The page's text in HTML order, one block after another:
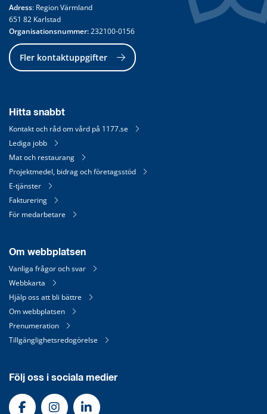
Adress: Region Värmland
651 82 Karlstad
Organisationsnummer: 232100-0156
Fler kontaktuppgifter
Hitta snabbt
Kontakt och råd om vård på 1177.se
Lediga jobb
Mat och restaurang
Projektmedel, bidrag och företagsstöd
E-tjänster
Fakturering
För medarbetare
Om webbplatsen
Vanliga frågor och svar
Webbkarta
Hjälp oss att bli bättre
Om webbplatsen
Prenumeration
Tillgänglighetsredogörelse
Följ oss i sociala medier